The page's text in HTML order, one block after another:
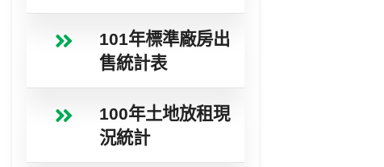
101年標準廠房出
售統計表
100年土地放租現
況統計